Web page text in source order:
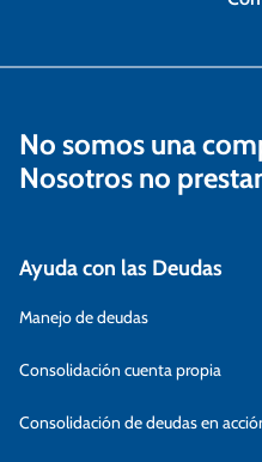
No somos una
Nosotros no
Ayuda con las Deudas
Manejo de deudas
Consolidación cuenta propia
Consolidación de deudas en